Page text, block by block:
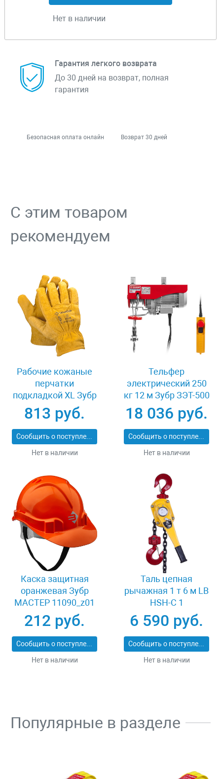
Нет в наличии
Гарантия легкого возврата
До 30 дней на возврат, полная
гарантия
Безопасная оплата онлайн Возврат 30 дней
С этим товаром
рекомендуем
Рабочие кожаные
перчатки
подкладкой XL Зубр
МАСТЕР 1135-XL
813 руб.
Сообщить о поступлении
Нет в наличии
Тельфер
электрический 250
кг 12 м Зубр ЗЭТ-500
18 036 руб.
Сообщить о поступлении
Нет в наличии
Каска защитная
оранжевая Зубр
МАСТЕР 11090_z01
212 руб.
Сообщить о поступлении
Нет в наличии
Таль цепная
рычажная 1 т 6 м LB
HSH-C 1
6 590 руб.
Сообщить о поступлении
Нет в наличии
Популярные в разделе